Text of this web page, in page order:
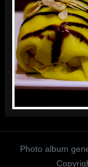
Photo album